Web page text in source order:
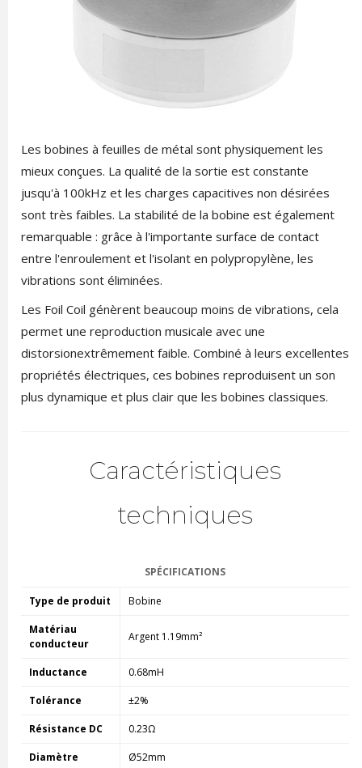
Les bobines à feuilles de métal sont physiquement les
mieux conçues. La qualité de la sortie est constante
jusqu'à 100kHz et les charges capacitives non désirées
sont très faibles. La stabilité de la bobine est également
remarquable : grâce à l'importante surface de contact
entre l'enroulement et l'isolant en polypropylène, les
vibrations sont éliminées.
Les Foil Coil génèrent beaucoup moins de vibrations, cela
permet une reproduction musicale avec une
distorsionextrêmement faible. Combiné à leurs excellentes
propriétés électriques, ces bobines reproduisent un son
plus dynamique et plus clair que les bobines classiques.
Caractéristiques
techniques
SPÉCIFICATIONS
Type de produit Bobine
Matériau
conducteur
Argent 1.19mm²
Inductance 0.68mH
Tolérance ±2%
Résistance DC 0.23Ω
Diamètre Ø52mm